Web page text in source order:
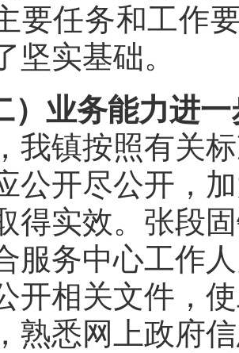
要任务和工作
坚实基础。
）业务能力进
我镇按照有关
公开尽公开，
得实效。张段
服务中心工作
开相关文件，
熟悉网上政府